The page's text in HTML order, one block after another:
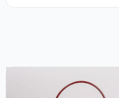
Trandafiri Roșii și